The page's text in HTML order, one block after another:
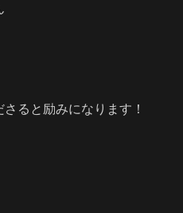
ると励みになります！